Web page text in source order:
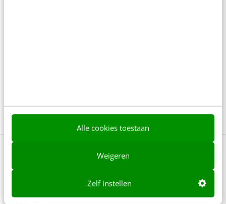
Alle cookies toestaan
Weigeren
Zelf instellen
voor je is? Bekijk hier
Anderen lezen ook